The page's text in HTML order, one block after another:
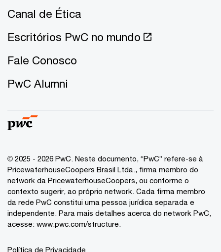
Canal de Ética
Escritórios PwC no mundo
Fale Conosco
PwC Alumni
© 2025 - 2026 PwC. Neste documento, “PwC” refere-se à
PricewaterhouseCoopers Brasil Ltda., firma membro do
network da PricewaterhouseCoopers, ou conforme o
contexto sugerir, ao próprio network. Cada firma membro
da rede PwC constitui uma pessoa jurídica separada e
independente. Para mais detalhes acerca do network PwC,
acesse: www.pwc.com/structure.
Política de Privacidade